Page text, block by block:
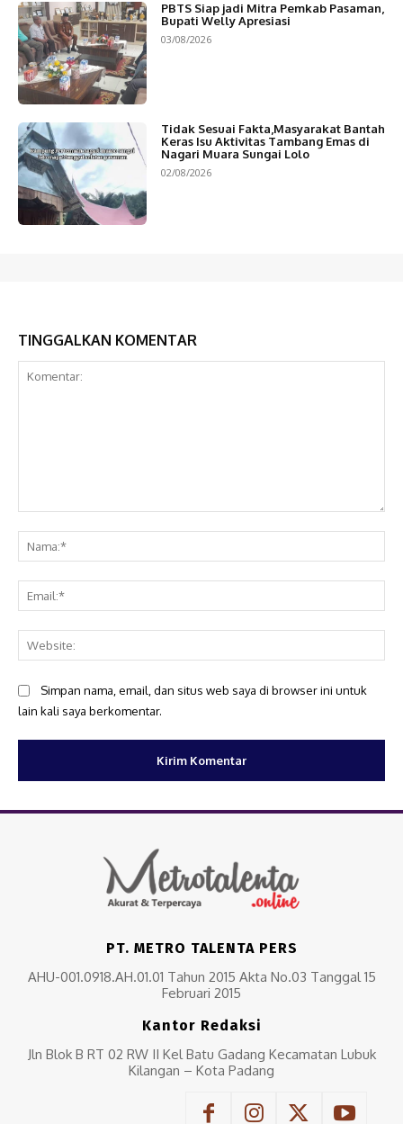
PBTS Siap jadi Mitra Pemkab Pasaman,
Bupati Welly Apresiasi
03/08/2026
Tidak Sesuai Fakta,Masyarakat Bantah
Keras Isu Aktivitas Tambang Emas di
Nagari Muara Sungai Lolo
02/08/2026
TINGGALKAN KOMENTAR
Simpan nama, email, dan situs web saya di browser ini untuk
lain kali saya berkomentar.
PT. METRO TALENTA PERS
AHU-001.0918.AH.01.01 Tahun 2015 Akta No.03 Tanggal 15
Februari 2015
Kantor Redaksi
Jln Blok B RT 02 RW II Kel Batu Gadang Kecamatan Lubuk
Kilangan – Kota Padang